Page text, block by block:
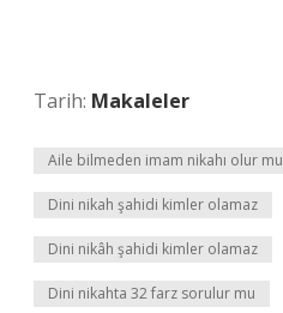
Tarih: Makaleler
Aile bilmeden imam nikahı olur mu
Dini nikah şahidi kimler olamaz
Dini nikâh şahidi kimler olamaz
Dini nikahta 32 farz sorulur mu